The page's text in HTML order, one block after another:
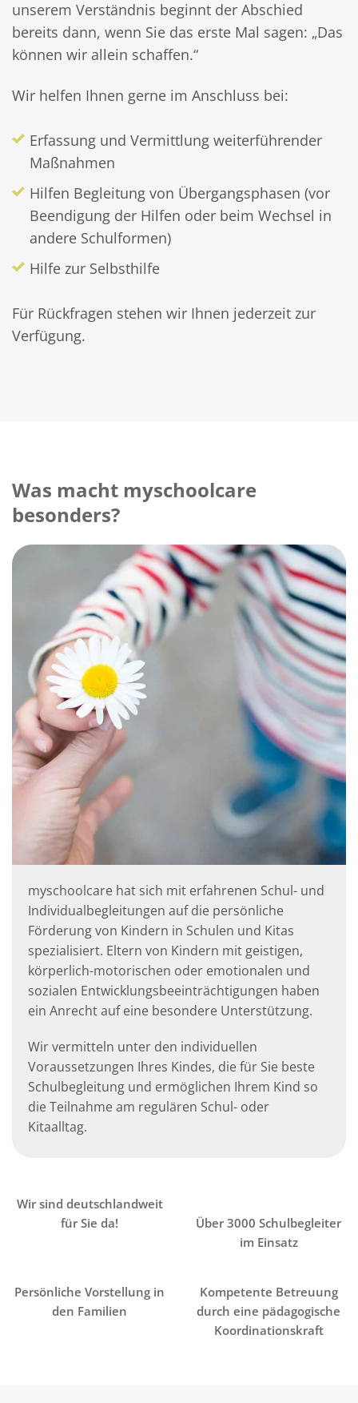
unserem Verständnis beginnt der Abschied
bereits dann, wenn Sie das erste Mal sagen: „Das
können wir allein schaffen.“
Wir helfen Ihnen gerne im Anschluss bei:
Erfassung und Vermittlung weiterführender
Maßnahmen
Hilfen Begleitung von Übergangsphasen (vor
Beendigung der Hilfen oder beim Wechsel in
andere Schulformen)
Hilfe zur Selbsthilfe
Für Rückfragen stehen wir Ihnen jederzeit zur
Verfügung.
Was macht myschoolcare
besonders?
myschoolcare hat sich mit erfahrenen Schul- und
Individualbegleitungen auf die persönliche
Förderung von Kindern in Schulen und Kitas
spezialisiert. Eltern von Kindern mit geistigen,
körperlich-motorischen oder emotionalen und
sozialen Entwicklungsbeeinträchtigungen haben
ein Anrecht auf eine besondere Unterstützung.
Wir vermitteln unter den individuellen
Voraussetzungen Ihres Kindes, die für Sie beste
Schulbegleitung und ermöglichen Ihrem Kind so
die Teilnahme am regulären Schul- oder
Kitaalltag.
Wir sind deutschlandweit
für Sie da!
Über 3000 Schulbegleiter
im Einsatz
Persönliche Vorstellung in
den Familien
Kompetente Betreuung
durch eine pädagogische
Koordinationskraft